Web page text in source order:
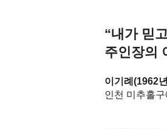
“내가 믿
주인장의
이기례(1962
인천 미추홀